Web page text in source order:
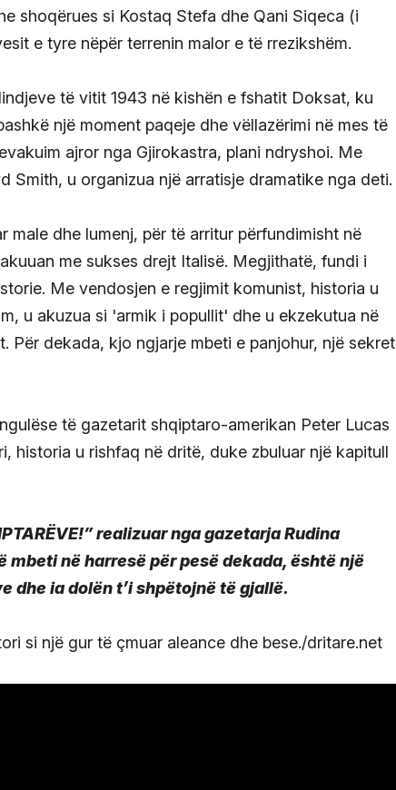
shoqërues si Kostaq Stefa dhe Qani Siqeca (i
e tyre nëpër terrenin malor e të rrezikshëm.
të vitit 1943 në kishën e fshatit Doksat, ku
një moment paqeje dhe vëllazërimi në mes të
ajror nga Gjirokastra, plani ndryshoi. Me
Smith, u organizua një arratisje dramatike nga deti.
male dhe lumenj, për të arritur përfundimisht në
me sukses drejt Italisë. Megjithatë, fundi i
Me vendosjen e regjimit komunist, historia u
u akuzua si 'armik i popullit' dhe u ekzekutua në
Për dekada, kjo ngjarje mbeti e panjohur, një sekret
të gazetarit shqiptaro-amerikan Peter Lucas
historia u rishfaq në dritë, duke zbuluar një kapitull
realizuar nga gazetarja Rudina
mbeti në harresë për pesë dekada, është një
dhe ia dolën t’i shpëtojnë të gjallë.
si një gur të çmuar aleance dhe bese./dritare.net